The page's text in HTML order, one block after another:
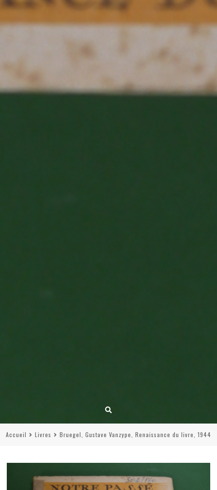
Accueil Livres Bruegel, Gustave Vanzype, Renaissance du livre, 1944